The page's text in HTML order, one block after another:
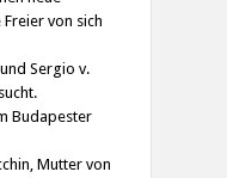
von sich
Sergio v.
Budapester
Mutter von